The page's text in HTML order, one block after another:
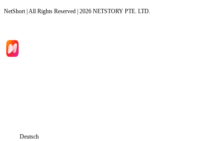
NetShort | All Rights Reserved | 2026 NETSTORY PTE. LTD.
Deutsch